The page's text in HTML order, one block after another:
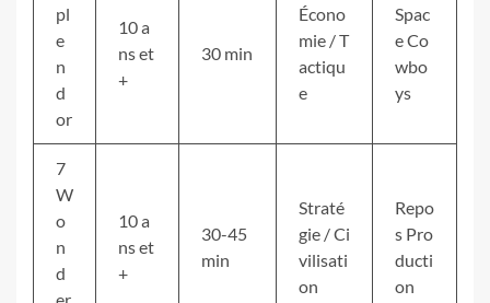
pl
e
n
d
or
10 a
ns et
+
30 min
Écono
mie / T
actiqu
e
Spac
e Co
wbo
ys
7
W
o
n
d
10 a
ns et
+
30-45
min
Straté
gie / Ci
vilisati
on
Repo
s Pro
ducti
on